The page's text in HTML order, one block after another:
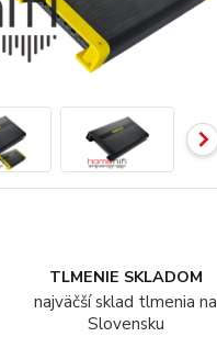
TLMENIE SKLADOM
najväčší sklad tlmenia na
Slovensku